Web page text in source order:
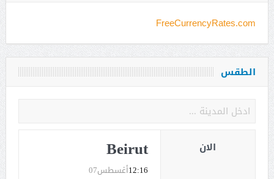
FreeCurrencyRates.com
الطقس
Beirut
أغسطس0712:16
الان